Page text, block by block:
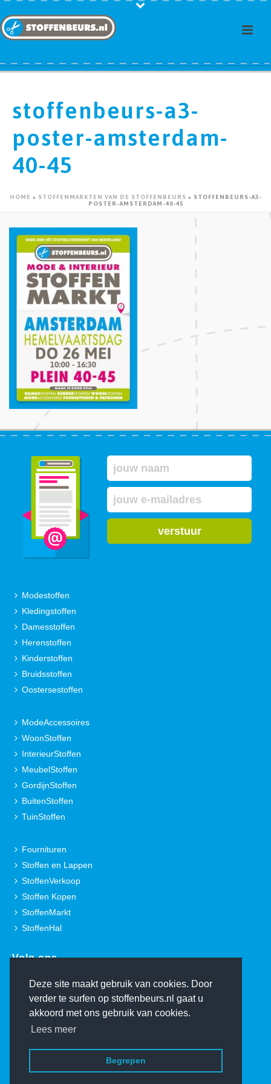
Deze site maakt gebruik van cookies. Door
verder te surfen op stoffenbeurs.nl gaat u
akkoord met ons gebruik van cookies.
Lees meer
Begrepen
stoffenbeurs-a3-
poster-amsterdam-
40-45
HOME » STOFFENMARKTEN VAN DE STOFFENBEURS » STOFFENBEURS-A3-
POSTER-AMSTERDAM-40-45
verstuur
Modestoffen
Kledingstoffen
Damesstoffen
Herenstoffen
Kinderstoffen
Bruidsstoffen
Oostersestoffen
ModeAccessoires
WoonStoffen
InterieurStoffen
MeubelStoffen
GordijnStoffen
BuitenStoffen
TuinStoffen
Fournituren
Stoffen en Lappen
StoffenVerkoop
Stoffen Kopen
StoffenMarkt
StoffenHal
Volg ons.
© Copyright 2000-2026 De Stoffenbeurs - Ontwerp: